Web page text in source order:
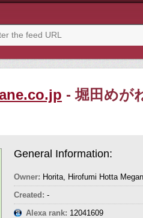
- 堀田めが
General Information:
Owner: Horita, Hirofumi Hotta
Created: -
Alexa rank: 12041609